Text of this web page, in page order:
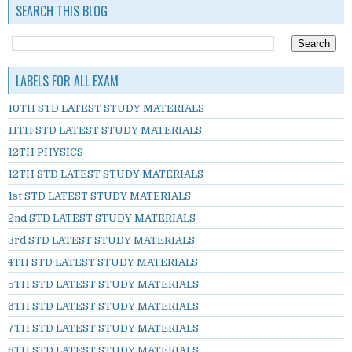
SEARCH THIS BLOG
LABELS FOR ALL EXAM
10TH STD LATEST STUDY MATERIALS
11TH STD LATEST STUDY MATERIALS
12TH PHYSICS
12TH STD LATEST STUDY MATERIALS
1st STD LATEST STUDY MATERIALS
2nd STD LATEST STUDY MATERIALS
3rd STD LATEST STUDY MATERIALS
4TH STD LATEST STUDY MATERIALS
5TH STD LATEST STUDY MATERIALS
6TH STD LATEST STUDY MATERIALS
7TH STD LATEST STUDY MATERIALS